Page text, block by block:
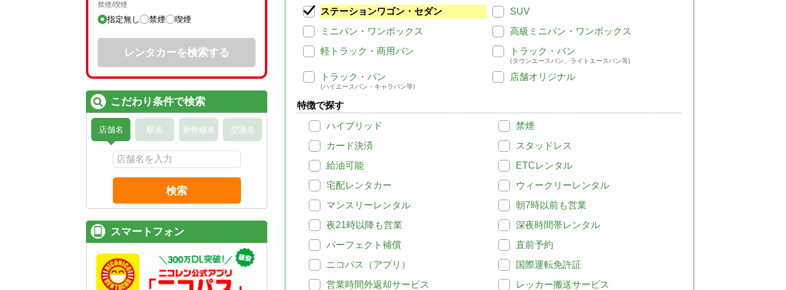
ステーションワゴン・セダン
SUV
ミニバン・ワンボックス
高級ミニバン・ワンボックス
軽トラック・商用バン
トラック・バン
(タウンエースバン、ライトエースバン等)
トラック・バン
(ハイエースバン・キャラバン等)
店舗オリジナル
特徴で探す
ハイブリッド
禁煙
カード決済
スタッドレス
給油可能
ETCレンタル
宅配レンタカー
ウィークリーレンタル
マンスリーレンタル
朝7時以前も営業
夜21時以降も営業
深夜時間帯レンタル
パーフェクト補償
直前予約
ニコパス（アプリ）
国際運転免許証
営業時間外返却サービス
レッカー搬送サービス
禁煙/喫煙
指定無し 禁煙 喫煙
レンタカーを検索する
こだわり条件で検索
店舗名 駅名 新幹線名 空港名
検索
スマートフォン